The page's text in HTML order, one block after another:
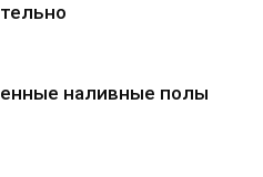
наливные полы